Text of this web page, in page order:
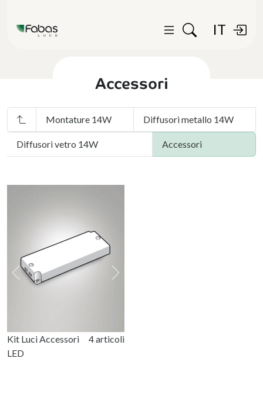
IT
Accessori
Montature 14W Diffusori metallo 14W
Diffusori vetro 14W Accessori
Kit Luci Accessori
LED
4 articoli
Previous Next